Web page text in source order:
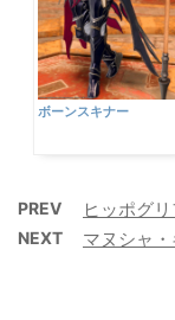
ボーンスキナー
PREV ヒッポグ
NEXT マヌシャ